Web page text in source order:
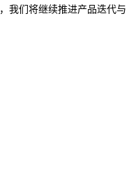
我们将继续推进产品迭代与